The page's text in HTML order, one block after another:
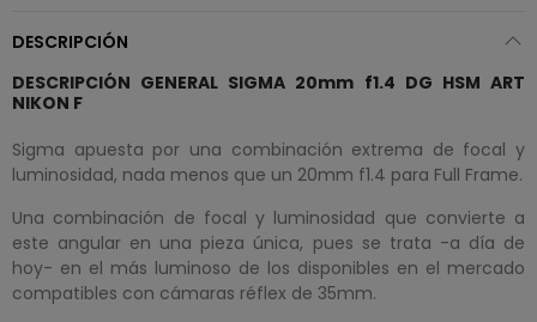
DESCRIPCIÓN
DESCRIPCIÓN GENERAL SIGMA 20mm f1.4 DG HSM ART
NIKON F
Sigma apuesta por una combinación extrema de focal y
luminosidad, nada menos que un 20mm f1.4 para Full Frame.
Una combinación de focal y luminosidad que convierte a
este angular en una pieza única, pues se trata -a día de
hoy- en el más luminoso de los disponibles en el mercado
compatibles con cámaras réflex de 35mm.